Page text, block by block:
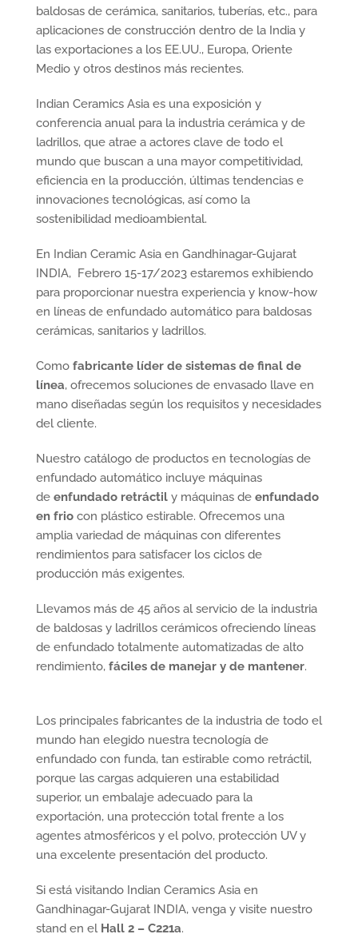
baldosas de cerámica, sanitarios, tuberías, etc., para
aplicaciones de construcción dentro de la India y
las exportaciones a los EE.UU., Europa, Oriente
Medio y otros destinos más recientes.
Indian Ceramics Asia es una exposición y
conferencia anual para la industria cerámica y de
ladrillos, que atrae a actores clave de todo el
mundo que buscan a una mayor competitividad,
eficiencia en la producción, últimas tendencias e
innovaciones tecnológicas, así como la
sostenibilidad medioambiental.
En Indian Ceramic Asia en Gandhinagar-Gujarat
INDIA, Febrero 15-17/2023 estaremos exhibiendo
para proporcionar nuestra experiencia y know-how
en líneas de enfundado automático para baldosas
cerámicas, sanitarios y ladrillos.
Como fabricante líder de sistemas de final de
línea, ofrecemos soluciones de envasado llave en
mano diseñadas según los requisitos y necesidades
del cliente.
Nuestro catálogo de productos en tecnologías de
enfundado automático incluye máquinas
de enfundado retráctily máquinas de enfundado
en friocon plástico estirable. Ofrecemos una
amplia variedad de máquinas con diferentes
rendimientos para satisfacer los ciclos de
producción más exigentes.
Llevamos más de 45 años al servicio de la industria
de baldosas y ladrillos cerámicos ofreciendo líneas
de enfundado totalmente automatizadas de alto
rendimiento, fáciles de manejar y de mantener.
Los principales fabricantes de la industria de todo el
mundo han elegido nuestra tecnología de
enfundado con funda, tan estirable como retráctil,
porque las cargas adquieren una estabilidad
superior, un embalaje adecuado para la
exportación, una protección total frente a los
agentes atmosféricos y el polvo, protección UV y
una excelente presentación del producto.
Si está visitando Indian Ceramics Asia en
Gandhinagar-Gujarat INDIA, venga y visite nuestro
stand en el Hall 2 – C221a.